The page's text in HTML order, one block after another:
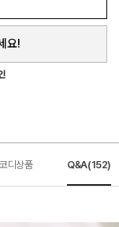
요!
코디상품 Q&A(152)